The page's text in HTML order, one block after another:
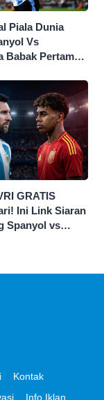
Piala Dunia
Vs
Babak Pertama
GRATIS
Ini Link Siaran
Spanyol vs
Kontak
Info Iklan